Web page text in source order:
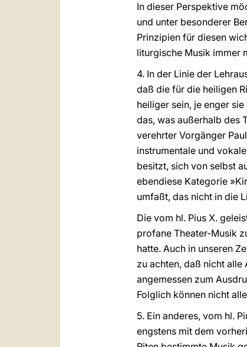
In dieser Perspektive
und unter besonderer
Prinzipien für diesen
liturgische Musik immer
4. In der Linie der
daß die für die heiligen
heiliger sein, je enger
das, was außerhalb des
verehrter Vorgänger
instrumentale und
besitzt, sich von selbst
ebendiese Kategorie
umfaßt, das nicht in die
Die vom hl. Pius X.
profane Theater-Musik
hatte. Auch in unseren
zu achten, daß nicht
angemessen zum
Folglich können nicht
5. Ein anderes, vom hl.
engstens mit dem